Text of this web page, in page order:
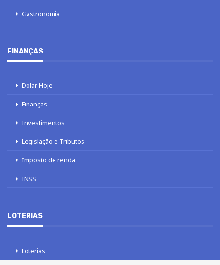
Gastronomia
FINANÇAS
Dólar Hoje
Finanças
Investimentos
Legislação e Tributos
Imposto de renda
INSS
LOTERIAS
Loterias